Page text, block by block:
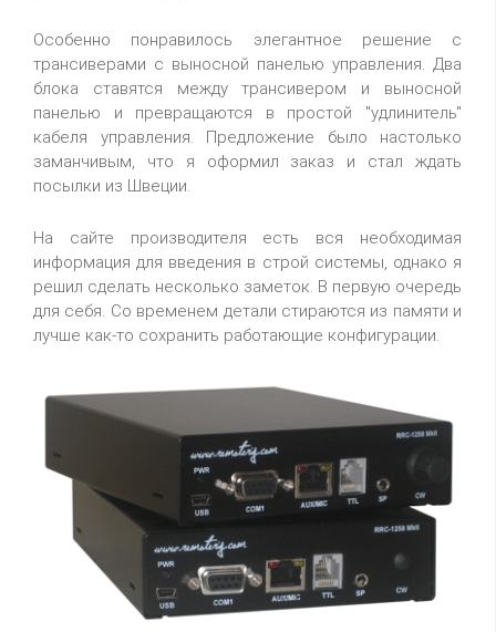
Особенно понравилось элегантное решение с
трансиверами с выносной панелью управления. Два
блока ставятся между трансивером и выносной
панелью и превращаются в простой "удлинитель"
кабеля управления. Предложение было настолько
заманчивым, что я оформил заказ и стал ждать
посылки из Швеции.
На сайте производителя есть вся необходимая
информация для введения в строй системы, однако я
решил сделать несколько заметок. В первую очередь
для себя. Со временем детали стираются из памяти и
лучше как-то сохранить работающие конфигурации.